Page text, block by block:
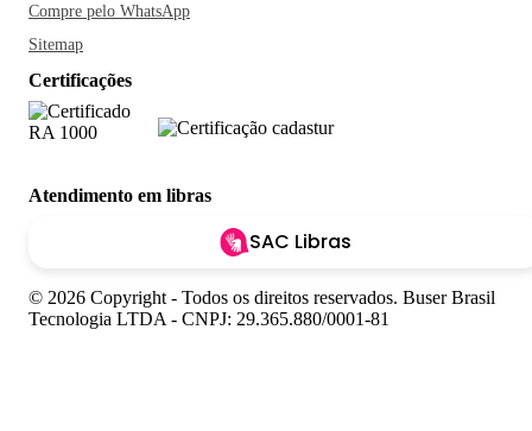
Compre pelo WhatsApp
Sitemap
Certificações
Atendimento em libras
SAC Libras
© 2026 Copyright - Todos os direitos reservados. Buser Brasil
Tecnologia LTDA - CNPJ: 29.365.880/0001-81